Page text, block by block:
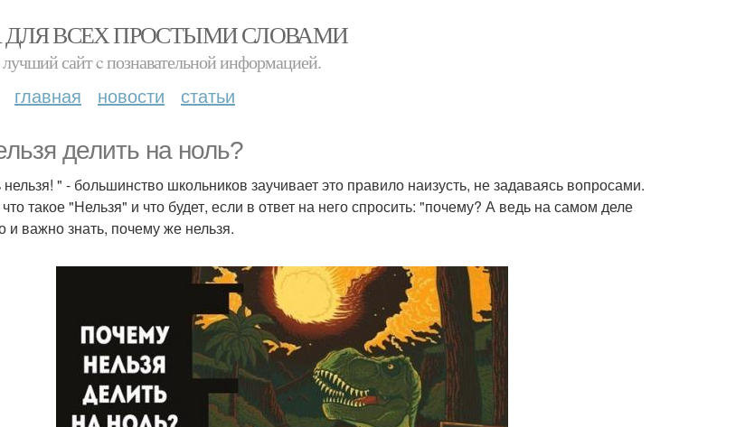
ВСЕХ ПРОСТЫМИ СЛОВАМИ
сайт c познавательной информацией.
главная новости статьи
делить на ноль?
" - большинство школьников заучивает это правило наизусть, не задаваясь вопросами.
такое "Нельзя" и что будет, если в ответ на него спросить: "почему? А ведь на самом деле
и важно знать, почему же нельзя.